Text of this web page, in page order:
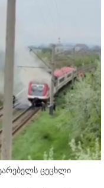
ცეცხლი